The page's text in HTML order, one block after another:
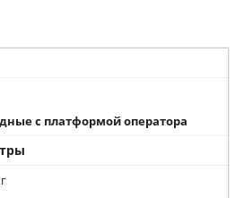
с платформой оператора